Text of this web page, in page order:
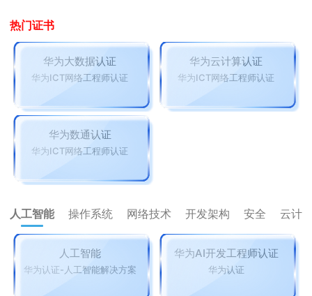
热门证书
华为大数据认证
华为ICT网络工程师认证
华为云计算认证
华为ICT网络工程师认证
华为数通认证
华为ICT网络工程师认证
人工智能 操作系统 网络技术 开发架构 安全 云计
人工智能
华为认证-人工智能解决方案
华为AI开发工程师认证
华为认证